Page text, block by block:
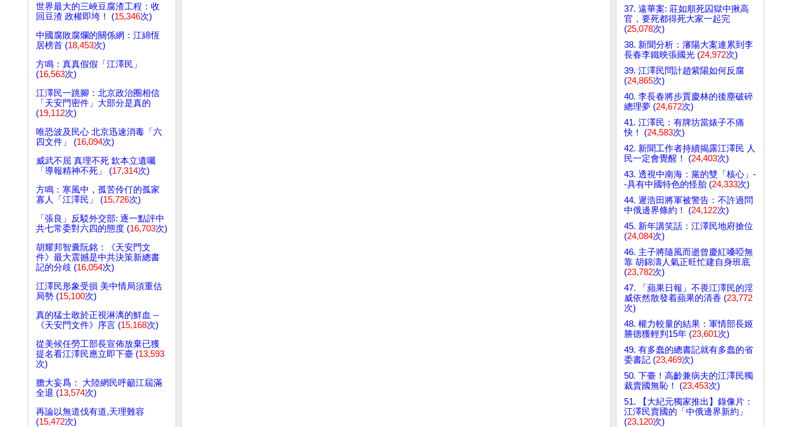
世界最大的三峽豆腐渣工程：收
回豆渣 政權即垮！ (15,346次)
中國腐敗腐爛的關係網：江綿恆
居榜首 (18,453次)
方鳴：真真假假「江澤民」
(16,563次)
江澤民一跳腳：北京政治圈相信
「天安門密件」大部分是真的
(19,112次)
唯恐波及民心 北京迅速消毒「六
四文件」 (16,094次)
威武不屈 真理不死 欽本立遺囑
「導報精神不死」 (17,314次)
方鳴：寒風中，孤苦伶仃的孤家
寡人「江澤民」 (15,726次)
「張良」反駁外交部: 逐一點評中
共七常委對六四的態度 (16,703次)
胡耀邦智囊阮銘：《天安門文
件》最大震撼是中共決策新總書
記的分歧 (16,054次)
江澤民形象受損 美中情局須重估
局勢 (15,100次)
真的猛士敢於正視淋漓的鮮血 --
《天安門文件》序言 (15,168次)
從美候任勞工部長宣佈放棄已獲
提名看江澤民應立即下臺 (13,593
次)
膽大妄爲： 大陸網民呼籲江屆滿
全退 (13,574次)
再論以無道伐有道,天理難容
(15,472次)
37. 遠華案: 莊如順死囚獄中揪高
官，要死都得死大家一起完
(25,078次)
38. 新聞分析：瀋陽大案連累到李
長春李鐵映張國光 (24,972次)
39. 江澤民問計趙紫陽如何反腐
(24,865次)
40. 李長春將步賈慶林的後塵破碎
總理夢 (24,672次)
41. 江澤民：有牌坊當婊子不痛
快！ (24,583次)
42. 新聞工作者持續揭露江澤民 人
民一定會覺醒！ (24,403次)
43. 透視中南海：黨的雙「核心」-
-具有中國特色的怪胎 (24,333次)
44. 遲浩田將軍被警告：不許過問
中俄邊界條約！ (24,122次)
45. 新年講笑話：江澤民地府搶位
(24,084次)
46. 主子將隨風而逝曾慶紅嗓啞無
靠 胡錦濤人氣正旺忙建自身班底
(23,782次)
47. 「蘋果日報」不畏江澤民的淫
威依然散發着蘋果的清香 (23,772
次)
48. 權力較量的結果：軍情部長姬
勝德獲輕判15年 (23,601次)
49. 有多蠢的總書記就有多蠢的省
委書記 (23,469次)
50. 下臺！高齡兼病夫的江澤民獨
裁賣國無恥！ (23,453次)
51. 【大紀元獨家推出】錄像片：
江澤民賣國的「中俄邊界新約」
(23,120次)